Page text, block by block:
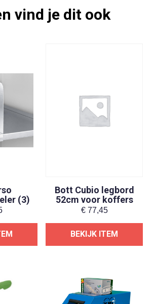
vind je dit ook
(3)
Bott Cubio legbord
52cm voor koffers
€77,45
BEKIJK ITEM